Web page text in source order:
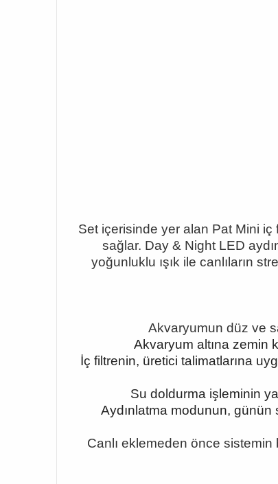
Set içerisinde yer alan Pat Mini iç
sağlar. Day & Night LED
yoğunluklu ışık ile canlıların
Akvaryumun düz ve
Akvaryum altına zemin
İç filtrenin, üretici talimatlarına
Su doldurma işleminin
Aydınlatma modunun, günün
Canlı eklemeden önce sistemin